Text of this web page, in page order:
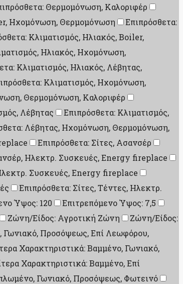
Θερμομόνωση, Καλοριφέρ
Ηχομόνωση, Θερμομόνωση
Επιπρόσθετα:
Κλιματισμός, Ηλιακός, Boiler,
Ηλιακός, Ηχομόνωση,
Κλιματισμός, Ηλιακός, Λέβητας,
Κλιματισμός, Ηχομόνωση,
Θερμομόνωση, Καλοριφέρ
Λέβητας
Επιπρόσθετα: Κλιματισμός,
Λέβητας, Ηχομόνωση, Θερμομόνωση,
Επιπρόσθετα: Σίτες, Ασανσέρ
Ηλεκτρ. Συσκευές, Energy fireplace
Συσκευές, Energy fireplace
Επιπρόσθετα: Σίτες, Τέντες, Ηλεκτρ.
Ύψος: 120
Επιτρεπόμενο Ύψος: 7,5
Ζώνη/Είδος: Αγροτική Ζώνη
Ζώνη/Είδος:
Γωνιακό, Προσόψεως, Επί Λεωφόρου,
Χαρακτηριστικά: Βαμμένο, Γωνιακό,
Χαρακτηριστικά: Βαμμένο, Επί
Γωνιακό, Προσόψεως, Φωτεινό